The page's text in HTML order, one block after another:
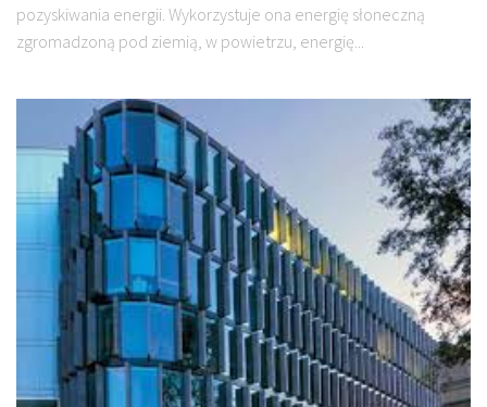
pozyskiwania energii. Wykorzystuje ona energię słoneczną
zgromadzoną pod ziemią, w powietrzu, energię...